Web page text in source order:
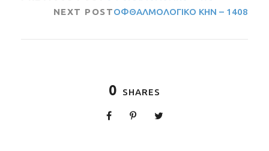
NEXT POSTΟΦΘΑΛΜΟΛΟΓΙΚΟ ΚΗΝ – 1408
0 SHARES